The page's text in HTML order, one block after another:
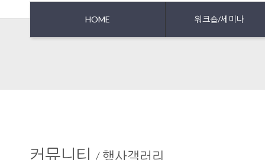
HOME 워크숍/세미나
커뮤니티 /행사갤러리